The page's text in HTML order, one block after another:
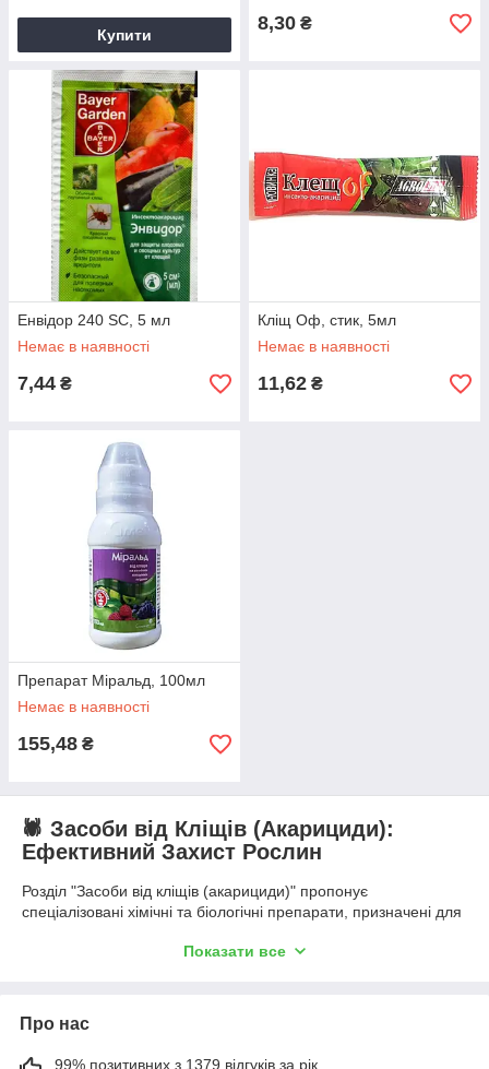
Купити
8,30 ₴
Енвідор 240 SC, 5 мл
Немає в наявності
7,44 ₴
Кліщ Оф, стик, 5мл
Немає в наявності
11,62 ₴
Препарат Міральд, 100мл
Немає в наявності
155,48 ₴
🕷️ Засоби від Кліщів (Акарициди):
Ефективний Захист Рослин
Розділ "Засоби від кліщів (акарициди)" пропонує
спеціалізовані хімічні та біологічні препарати, призначені для
небезпечних і важковинищуваних шкідників
розроблені спеціально для знищення павукоподібних
(кліщів), які часто мають унікальні механізми захисту та
стійкість до стандартних засобів.
Показати все
Про нас
99% позитивних з 1379 відгуків за рік